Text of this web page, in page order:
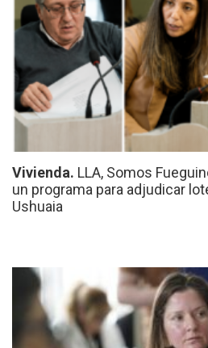
Vivienda. LLA, Somos
un programa para adjudicar
Ushuaia